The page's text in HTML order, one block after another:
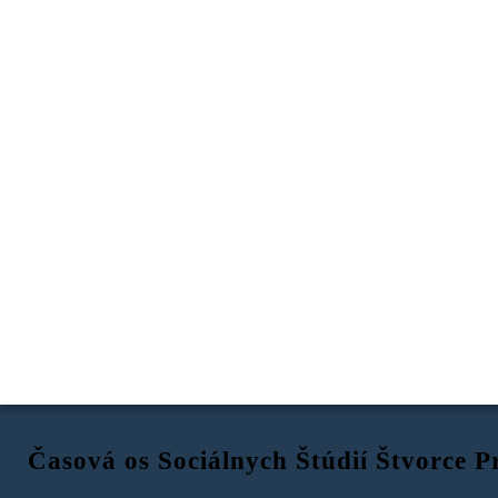
Časová os Sociálnych Štúdií Štvorce